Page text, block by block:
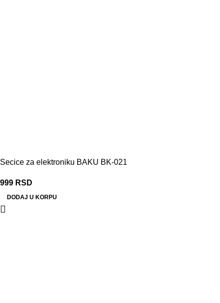
Secice za elektroniku BAKU BK-021
999 RSD
DODAJ U KORPU